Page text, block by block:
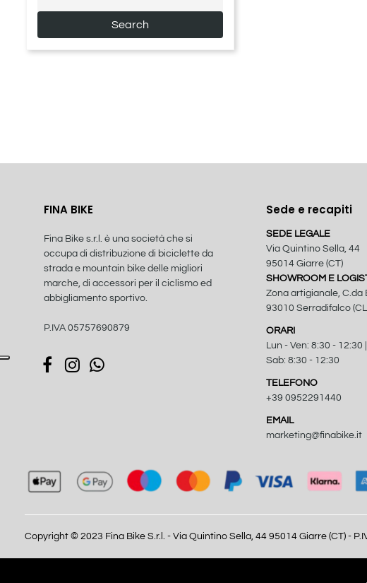
FINA BIKE
Fina Bike s.r.l. è una società che si
occupa di distribuzione di biciclette da
strada e mountain bike delle migliori
marche, di accessori per il ciclismo ed
abbigliamento sportivo.
P.IVA 05757690879
Sede e recapiti
SEDE LEGALE
Via Quintino Sella, 44
95014 Giarre (CT)
SHOWROOM E
Zona artigianale, C.da
93010 Serradifalco
ORARI
Lun - Ven: 8:30 - 12:30
Sab: 8:30 - 12:30
TELEFONO
+39 0952291440
EMAIL
marketing@finabike.it
Copyright © 2023 Fina Bike S.r.l. - Via Quintino Sella, 44 95014 Giarre (CT) -